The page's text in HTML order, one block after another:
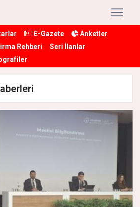
E-Gazete
Anketler
Rehberi
Seri İlanlar